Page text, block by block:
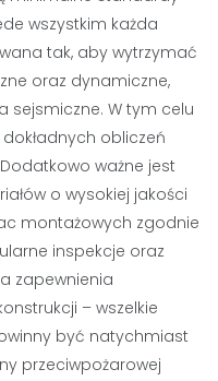
wszystkim każda
tak, aby wytrzymać
oraz dynamiczne,
sejsmiczne. W tym celu
obliczeń
ważne jest
o wysokiej jakości
montażowych zgodnie
inspekcje oraz
zapewnienia
– wszelkie
być natychmiast
przeciwpożarowej